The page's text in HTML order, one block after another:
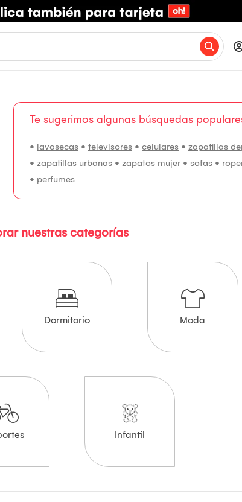
Te sugerimos algunas búsquedas
• lavasecas • televisores • celulares • zapatillas
• zapatillas urbanas • zapatos mujer • sofas •
• perfumes
nuestras categorías
Dormitorio Moda
Infantil